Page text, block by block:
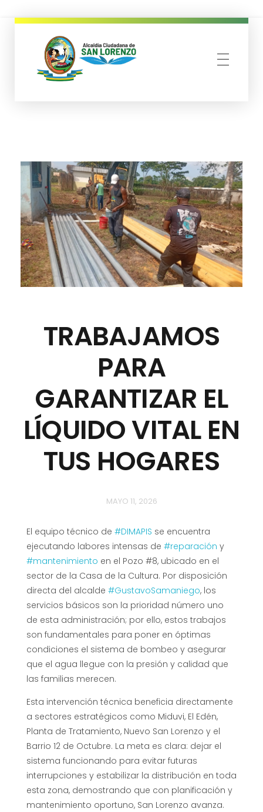
TRABAJAMOS
PARA
GARANTIZAR EL
LÍQUIDO VITAL EN
TUS HOGARES
MAYO 11, 2026
El equipo técnico de #DIMAPIS se encuentra
ejecutando labores intensas de #reparación y
#mantenimiento en el Pozo #8, ubicado en el
sector de la Casa de la Cultura. Por disposición
directa del alcalde #GustavoSamaniego, los
servicios básicos son la prioridad número uno
de esta administración; por ello, estos trabajos
son fundamentales para poner en óptimas
condiciones el sistema de bombeo y asegurar
que el agua llegue con la presión y calidad que
las familias merecen.
Esta intervención técnica beneficia directamente
a sectores estratégicos como Miduvi, El Edén,
Planta de Tratamiento, Nuevo San Lorenzo y el
Barrio 12 de Octubre. La meta es clara: dejar el
sistema funcionando para evitar futuras
interrupciones y estabilizar la distribución en toda
esta zona, demostrando que con planificación y
mantenimiento oportuno, San Lorenzo avanza.